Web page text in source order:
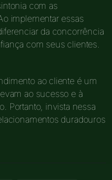
com as
implementar essas
da concorrência
com seus clientes.
ao cliente é um
ao sucesso e à
Portanto, invista nessa
duradouros